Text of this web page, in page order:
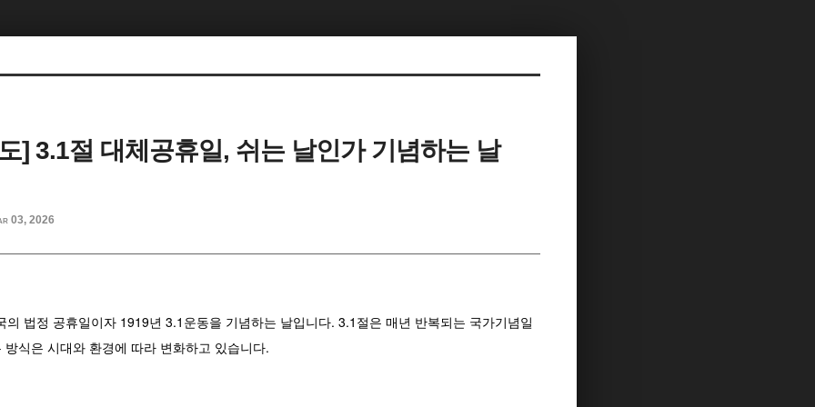
] 3.1절 대체공휴일, 쉬는 날인가 기념하는 날
03, 2026
의 법정 공휴일이자 1919년 3.1운동을 기념하는 날입니다. 3.1절은 매년 반복되는 국가기념일
식은 시대와 환경에 따라 변화하고 있습니다.